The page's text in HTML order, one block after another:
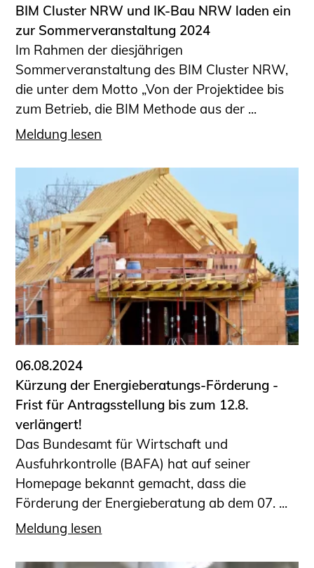
BIM Cluster NRW und IK-Bau NRW laden ein
zur Sommerveranstaltung 2024
Im Rahmen der diesjährigen
Sommerveranstaltung des BIM Cluster NRW,
die unter dem Motto „Von der Projektidee bis
zum Betrieb, die BIM Methode aus der ...
Meldung lesen
06.08.2024
Kürzung der Energieberatungs-Förderung -
Frist für Antragsstellung bis zum 12.8.
verlängert!
Das Bundesamt für Wirtschaft und
Ausfuhrkontrolle (BAFA) hat auf seiner
Homepage bekannt gemacht, dass die
Förderung der Energieberatung ab dem 07. ...
Meldung lesen